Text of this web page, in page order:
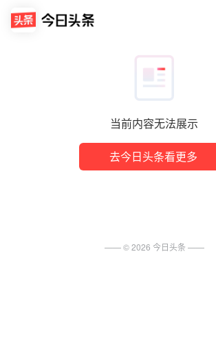
当前内容无法展示
去今日头条看更多
—— ©2026 今日头条 ——